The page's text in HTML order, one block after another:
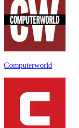
Computerworld